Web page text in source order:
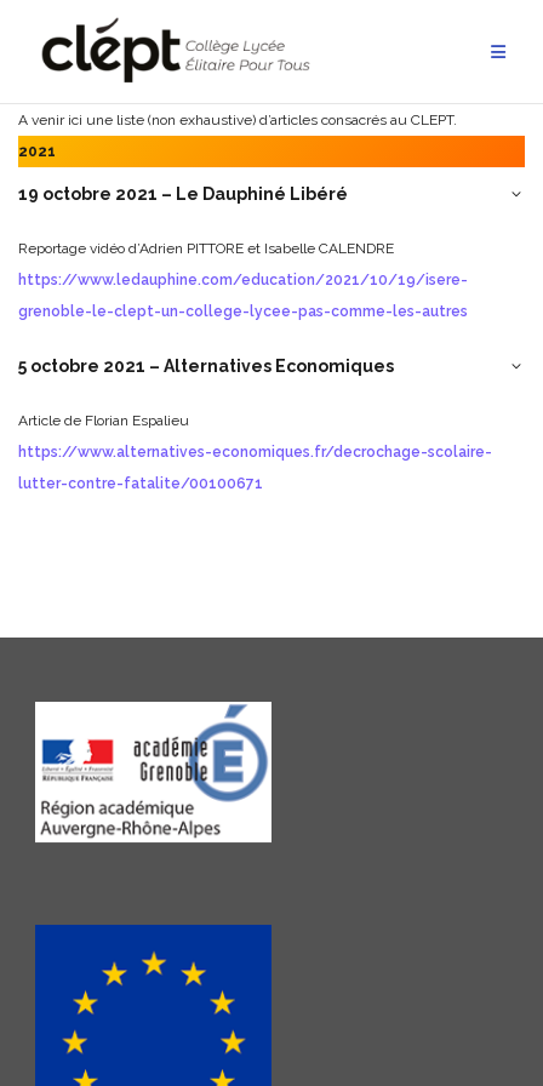
contenu
A venir ici une liste (non exhaustive) d’articles consacrés au CLEPT.
2021
19 octobre 2021 – Le Dauphiné Libéré
Reportage vidéo d’Adrien PITTORE et Isabelle CALENDRE
https://www.ledauphine.com/education/2021/10/19/isere-
grenoble-le-clept-un-college-lycee-pas-comme-les-autres
5 octobre 2021 – Alternatives Economiques
Article de Florian Espalieu
https://www.alternatives-economiques.fr/decrochage-scolaire-
lutter-contre-fatalite/00100671